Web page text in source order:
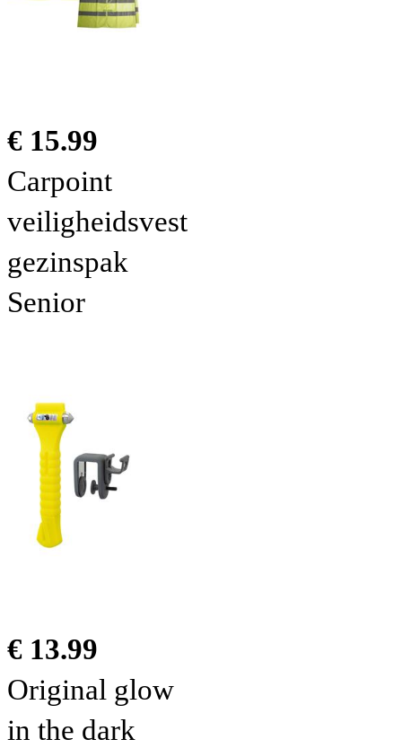
€ 15.99
Carpoint
veiligheidsvest
gezinspak
Senior
€ 13.99
Original glow
in the dark